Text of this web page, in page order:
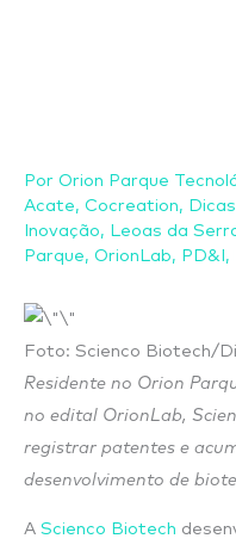
Por Orion Parque
Acate, Cocreation, Dicas
Inovação, Leoas da
Parque, OrionLab, PD&I,
Foto: Scienco Biotech/
Residente no Orion
no edital OrionLab,
registrar patentes e
desenvolvimento de
A Scienco Biotech